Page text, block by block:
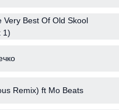
Very Best Of Old Skool
1)
Remix) ft Mo Beats